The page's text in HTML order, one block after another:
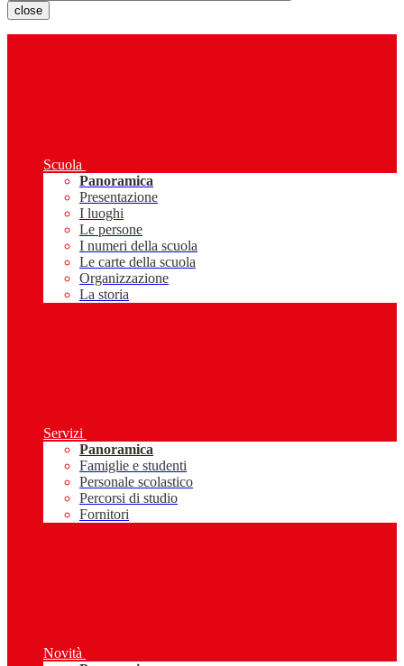
close
Scuola
Panoramica
Presentazione
I luoghi
Le persone
I numeri della scuola
Le carte della scuola
Organizzazione
La storia
Servizi
Panoramica
Famiglie e studenti
Personale scolastico
Percorsi di studio
Fornitori
Novità